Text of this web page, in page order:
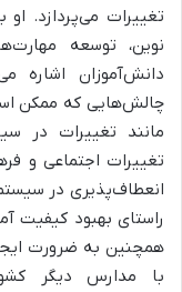
تغییرات می‌پردازد. او
دانش‌آموزان اشاره
چالش‌هایی که ممکن
مانند تغییرات در
تغییرات اجتماعی و
انعطاف‌پذیری در
راستای بهبود کیفیت
همچنین به ضرورت
با مدارس دیگر